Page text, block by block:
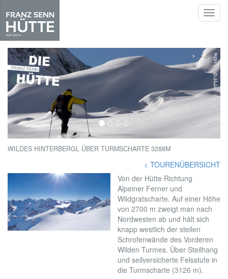
Skip
main
content
‹ ›
WILDES HINTERBERGL ÜBER TURMSCHARTE 3288M
< TOURENÜBERSICHT
Von der Hütte Richtung
Alpeiner Ferner und
Wildgratscharte. Auf einer Höhe
von 2700 m zweigt man nach
Nordwesten ab und hält sich
knapp westlich der steilen
Schrofenwände des Vorderen
Wilden Turmes. Über Steilhang
und seilversicherte Felsstufe in
die Turmscharte (3126 m).